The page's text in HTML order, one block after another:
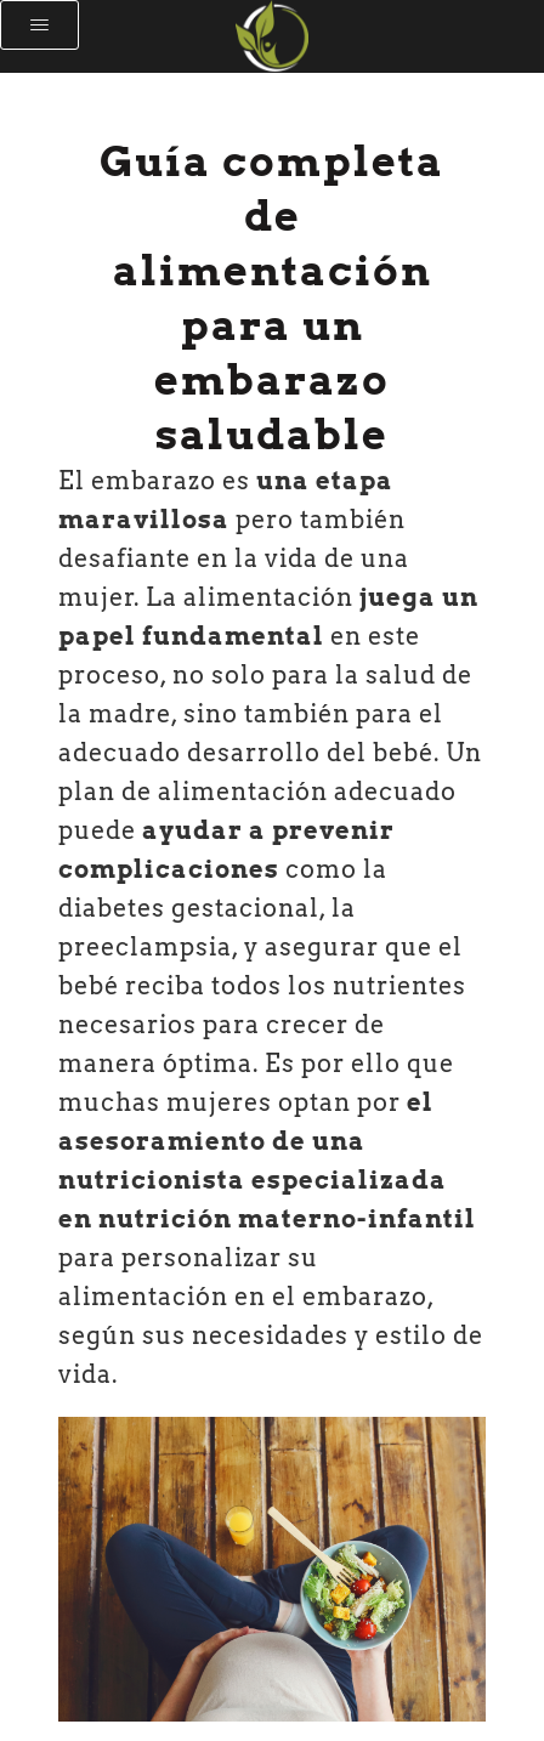
Guía completa
de
alimentación
para un
embarazo
saludable
El embarazo esuna etapa
maravillosa pero también
desafiante en la vida de una
mujer. La alimentaciónjuega un
papel fundamental en este
proceso, no solo para la salud de
la madre, sino también para el
adecuado desarrollo del bebé. Un
plan de alimentación adecuado
puedeayudar a prevenir
complicaciones como la
diabetes gestacional, la
preeclampsia, y asegurar que el
bebé reciba todos los nutrientes
necesarios para crecer de
manera óptima. Es por ello que
muchas mujeres optan porel
asesoramiento de una
nutricionista especializada
en nutrición materno-infantil
para personalizar su
alimentación en el embarazo,
según sus necesidades y estilo de
vida.